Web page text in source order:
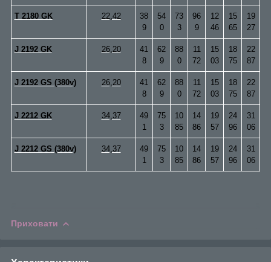
T 2180 GK 22,42
38
9
54
0
73
3
96
9
12
46
15
65
19
27
J 2192 GK 26,20
41
8
62
9
88
0
11
72
15
03
18
75
22
87
J 2192 GS (380v) 26,20
41
8
62
9
88
0
11
72
15
03
18
75
22
87
J 2212 GK 34,37
49
1
75
3
10
85
14
86
19
57
24
96
31
06
J 2212 GS (380v) 34,37
49
1
75
3
10
85
14
86
19
57
24
96
31
06
Приховати